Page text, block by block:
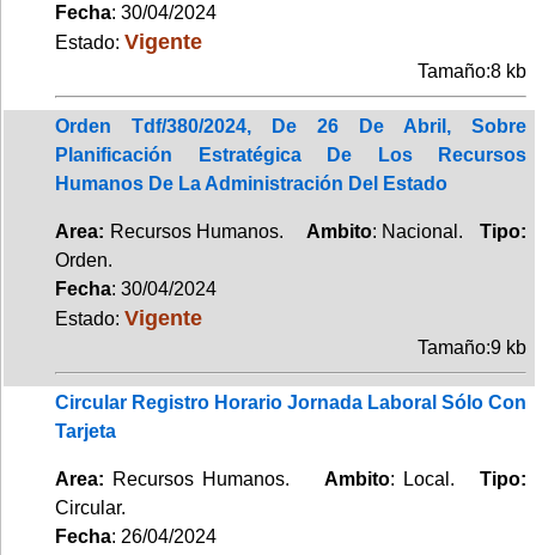
Fecha: 30/04/2024
Estado: Vigente
Tamaño:8 kb
Orden Tdf/380/2024, De 26 De Abril, Sobre
Planificación Estratégica De Los Recursos
Humanos De La Administración Del Estado
Area: Recursos Humanos. Ambito: Nacional.Tipo:
Orden.
Fecha: 30/04/2024
Estado: Vigente
Tamaño:9 kb
Circular Registro Horario Jornada Laboral Sólo Con
Tarjeta
Area: Recursos Humanos. Ambito: Local.Tipo:
Circular.
Fecha: 26/04/2024